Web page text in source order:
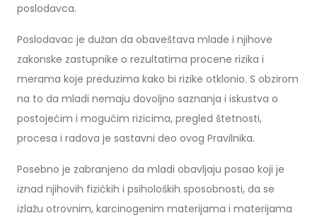
poslodavca.
Poslodavac je dužan da obaveštava mlade i njihove
zakonske zastupnike o rezultatima procene rizika i
merama koje preduzima kako bi rizike otklonio. S obzirom
na to da mladi nemaju dovoljno saznanja i iskustva o
postojećim i mogućim rizicima, pregled štetnosti,
procesa i radova je sastavni deo ovog Pravilnika.
Posebno je zabranjeno da mladi obavljaju posao koji je
iznad njihovih fizićkih i psiholoških sposobnosti, da se
izlažu otrovnim, karcinogenim materijama i materijama